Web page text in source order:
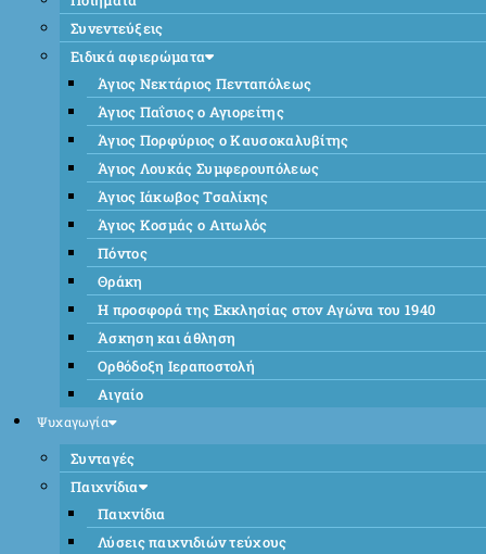
Συνεντεύξεις
Ειδικά αφιερώματα
Άγιος Νεκτάριος Πενταπόλεως
Άγιος Παΐσιος ο Αγιορείτης
Άγιος Πορφύριος ο Καυσοκαλυβίτης
Άγιος Λουκάς Συμφερουπόλεως
Άγιος Ιάκωβος Τσαλίκης
Άγιος Κοσμάς ο Αιτωλός
Πόντος
Θράκη
Η προσφορά της Εκκλησίας στον Αγώνα του 1940
Άσκηση και άθληση
Ορθόδοξη Ιεραποστολή
Αιγαίο
Ψυχαγωγία
Συνταγές
Παιχνίδια
Παιχνίδια
Λύσεις παιχνιδιών τεύχους